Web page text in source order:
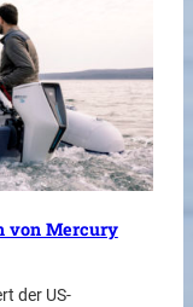
von Mercury
der US-